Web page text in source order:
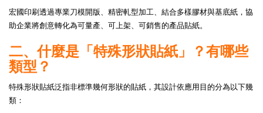
宏國印刷透過專業刀模開版、精密軋型加工、結合多樣膠材與基底紙，協
助企業將創意轉化為可量產、可上架、可銷售的產品貼紙。
二、什麼是「特殊形狀貼紙」？有哪些
類型？
特殊形狀貼紙泛指非標準幾何形狀的貼紙，其設計依應用目的分為以下幾
類：